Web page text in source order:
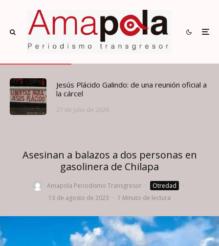
Jesús Plácido Galindo: de una reunión oficial a
la cárcel
27 de julio de 2026
Asesinan a balazos a dos personas en
gasolinera de Chilapa
Amapola Periodismo Transgresor · Otredad
·
13 de agosto de 2023 · 1 Minuto de lectura